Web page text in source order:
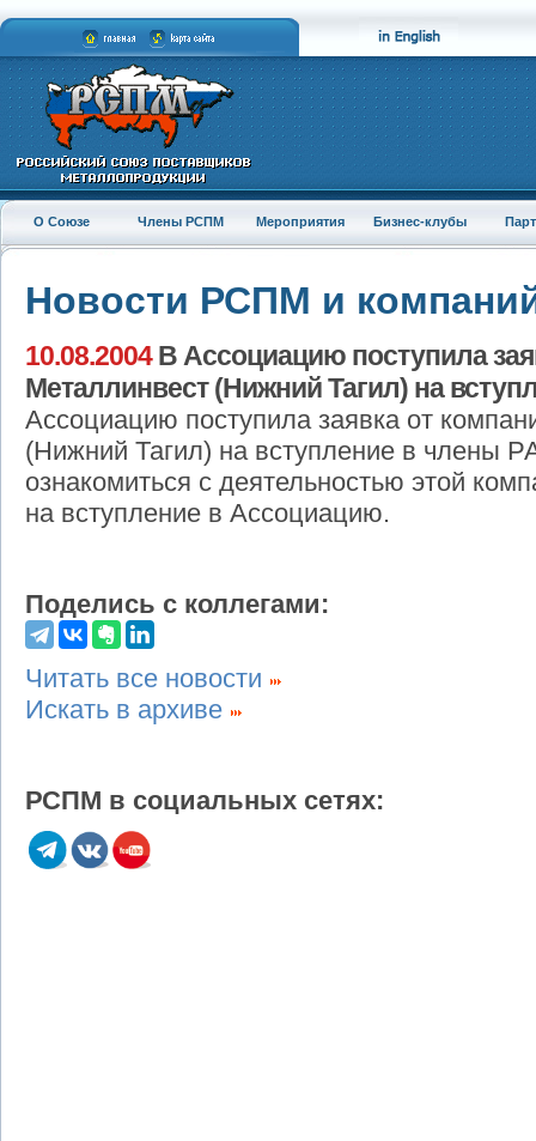
О Союзе Члены РСПМ Мероприятия Бизнес-клубы
Новости РСПМ и
10.08.2004В Ассоциацию поступила
Металлинвест (Нижний Тагил) на
Ассоциацию поступила заявка от
(Нижний Тагил) на вступление в члены
ознакомиться с деятельностью этой
на вступление в Ассоциацию.
Поделись с коллегами:
Читать все новости
Искать в архиве
РСПМ в социальных сетях: